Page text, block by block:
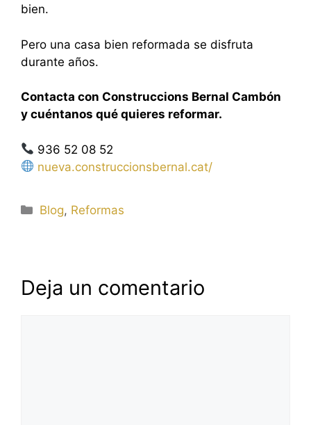
bien.
Pero una casa bien reformada se disfruta
durante años.
Contacta con Construccions Bernal Cambón
y cuéntanos qué quieres reformar.
936 52 08 52
nueva.construccionsbernal.cat/
Categorías
Blog, Reformas
Deja un comentario